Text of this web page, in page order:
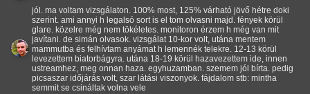
jól. ma voltam vizsgálaton. 100% most, 125% várható jövő hétre doki
szerint. ami annyi h legalsó sort is el tom olvasni majd. fények körül
glare. közelre még nem tökéletes. monitoron érzem h még van mit
javítani. de simán olvasok. vizsgálat 10-kor volt, utána mentem
mammutba és felhívtam anyámat h lemennék telekre. 12-13 körül
levezettem biatorbágyra. utána 18-19 körül hazavezettem ide, innen
ustreamhez, meg onnan haza. egyhuzamban. szemem jól bírta. pedig
picsaszar időjárás volt, szar látási viszonyok. fájdalom stb: mintha
semmit se csináltak volna vele